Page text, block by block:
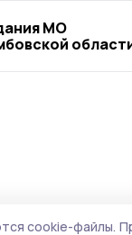
МО
cookie-файлы.